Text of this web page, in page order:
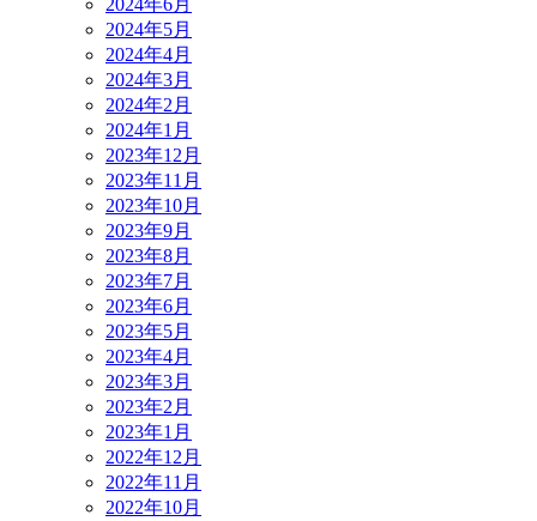
2024年6月
2024年5月
2024年4月
2024年3月
2024年2月
2024年1月
2023年12月
2023年11月
2023年10月
2023年9月
2023年8月
2023年7月
2023年6月
2023年5月
2023年4月
2023年3月
2023年2月
2023年1月
2022年12月
2022年11月
2022年10月